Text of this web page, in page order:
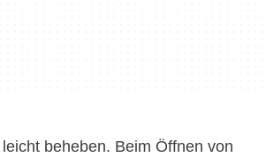
beheben. Beim Öffnen von